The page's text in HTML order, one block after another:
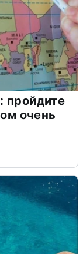
пройдите
очень